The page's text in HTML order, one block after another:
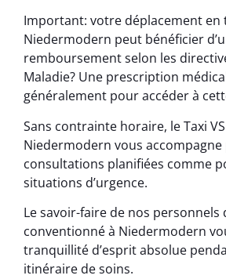
Important: votre déplacement en
Niedermodern peut bénéficier
remboursement selon les
Maladie? Une prescription
généralement pour accéder à
Sans contrainte horaire, le Taxi
Niedermodern vous accompagne
consultations planifiées comme
situations d’urgence.
Le savoir-faire de nos personnels
conventionné à Niedermodern
tranquillité d’esprit absolue
itinéraire de soins.